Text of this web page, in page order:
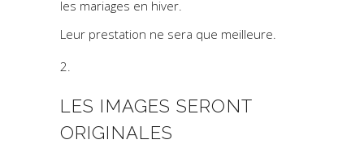
les mariages en hiver.
Leur prestation ne sera que meilleure.
LES IMAGES SERONT
ORIGINALES